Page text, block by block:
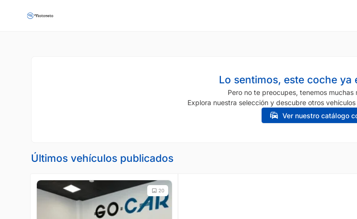
Lo sentimos, este coche ya
Pero no te preocupes, tenemos muchas
Explora nuestra selección y descubre otros
Ver nuestro catálogo
Últimos vehículos publicados
20